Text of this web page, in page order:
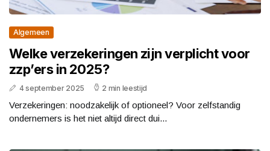
Algemeen
Welke verzekeringen zijn verplicht voor
zzp’ers in 2025?
4 september 2025 2 min leestijd
Verzekeringen: noodzakelijk of optioneel? Voor zelfstandig
ondernemers is het niet altijd direct dui...